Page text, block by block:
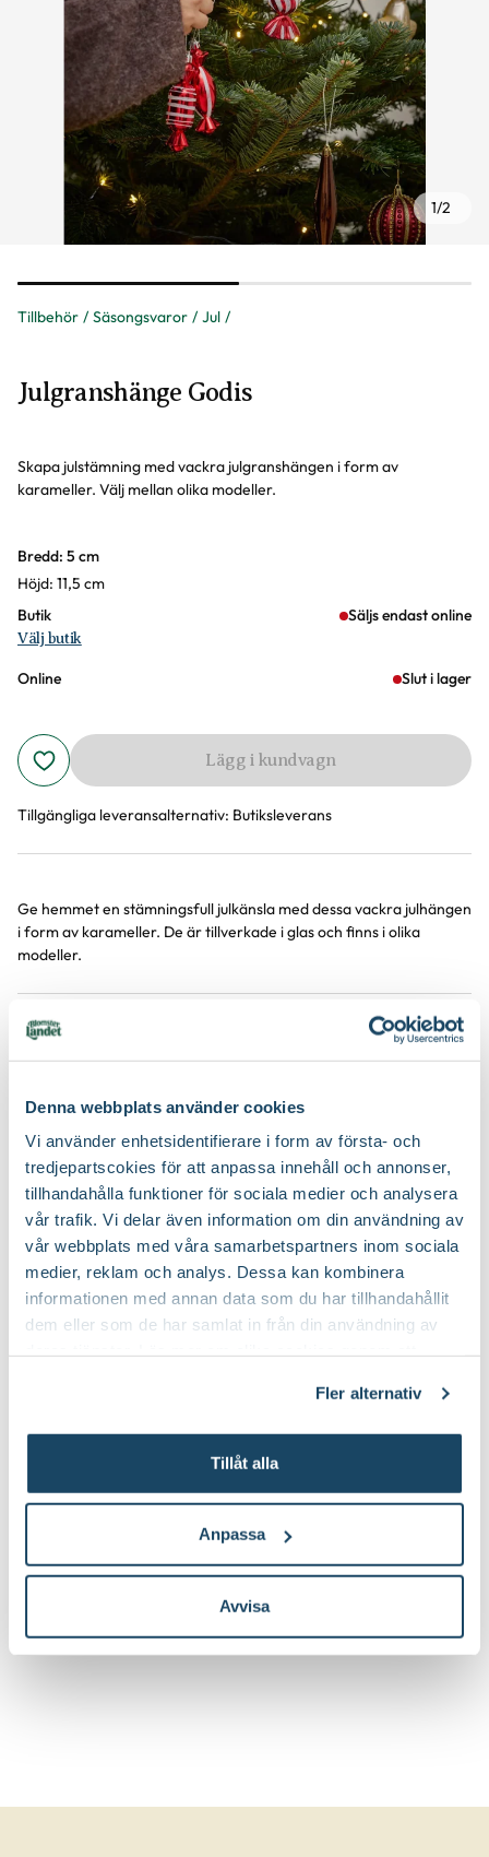
Denna webbplats använder cookies
Vi använder enhetsidentifierare i form av första- och
tredjepartscokies för att anpassa innehåll och annonser,
tillhandahålla funktioner för sociala medier och analysera
vår trafik. Vi delar även information om din användning av
vår webbplats med våra samarbetspartners inom sociala
medier, reklam och analys. Dessa kan kombinera
informationen med annan data som du har tillhandahållit
dem eller som de har samlat in från din användning av
Fler alternativ
Tillåt alla
Anpassa
Avvisa
Tillbehör Säsongsvaror Jul
1/2
Julgranshänge Godis
Skapa julstämning med vackra julgranshängen i form av
karameller. Välj mellan olika modeller.
Varianter
Bredd: 5 cm
Höjd: 11,5 cm
Butik
Säljs endast online
Välj butik
Online Slut i lager
Lägg i kundvagn
Tillgängliga leveransalternativ: Butiksleverans
Produktinformation
Ge hemmet en stämningsfull julkänsla med dessa vackra julhängen
i form av karameller. De är tillverkade i glas och finns i olika
modeller.
Produktspecifikation
Höjd 11,5 cm
Längd 4 cm
Bredd 5 cm
Färg Röd, Vit
Du kanske också gillar
3 för 99:-
3990
I lager
Till Produkten
2990
Till